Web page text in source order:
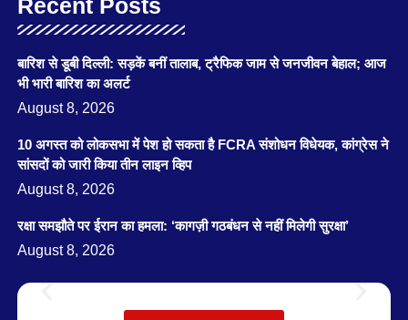
Recent Posts
बारिश से डूबी दिल्ली: सड़कें बनीं तालाब, ट्रैफिक जाम से जनजीवन बेहाल; आज
भी भारी बारिश का अलर्ट
August 8, 2026
10 अगस्त को लोकसभा में पेश हो सकता है FCRA संशोधन विधेयक, कांग्रेस ने
सांसदों को जारी किया तीन लाइन व्हिप
August 8, 2026
रक्षा समझौते पर ईरान का हमला: ‘कागज़ी गठबंधन से नहीं मिलेगी सुरक्षा’
August 8, 2026